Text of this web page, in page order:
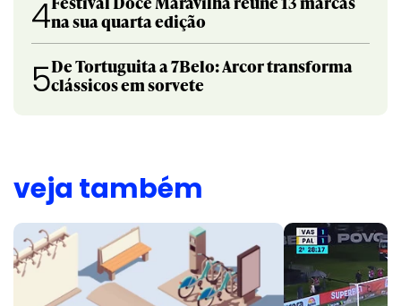
4na sua quarta edição
5De Tortuguita a 7Belo: Arcor transforma
clássicos em sorvete
veja também